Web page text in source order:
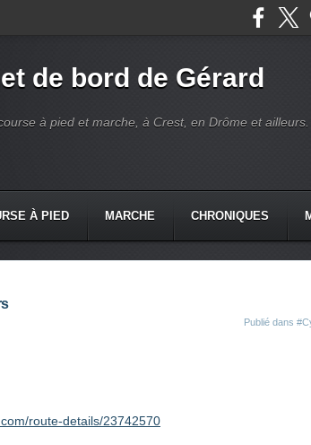
de bord de Gérard
à pied et marche, à Crest, en Drôme et
À PIED MARCHE CHRONIQUES
Publié dans
route-details/23742570